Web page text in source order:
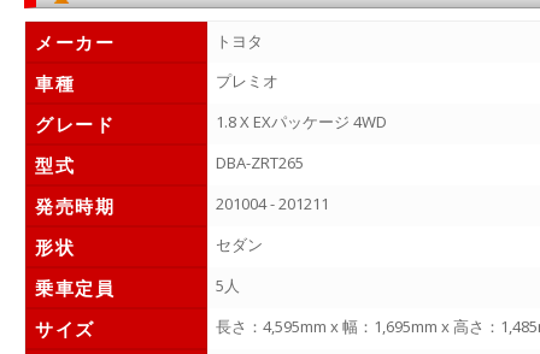
メーカー トヨタ
車種 プレミオ
グレード 1.8 X EXパッケージ 4WD
型式 DBA-ZRT265
発売時期 201004 - 201211
形状 セダン
乗車定員 5人
サイズ 長さ：4,595mm x 幅：1,695mm x 高さ：